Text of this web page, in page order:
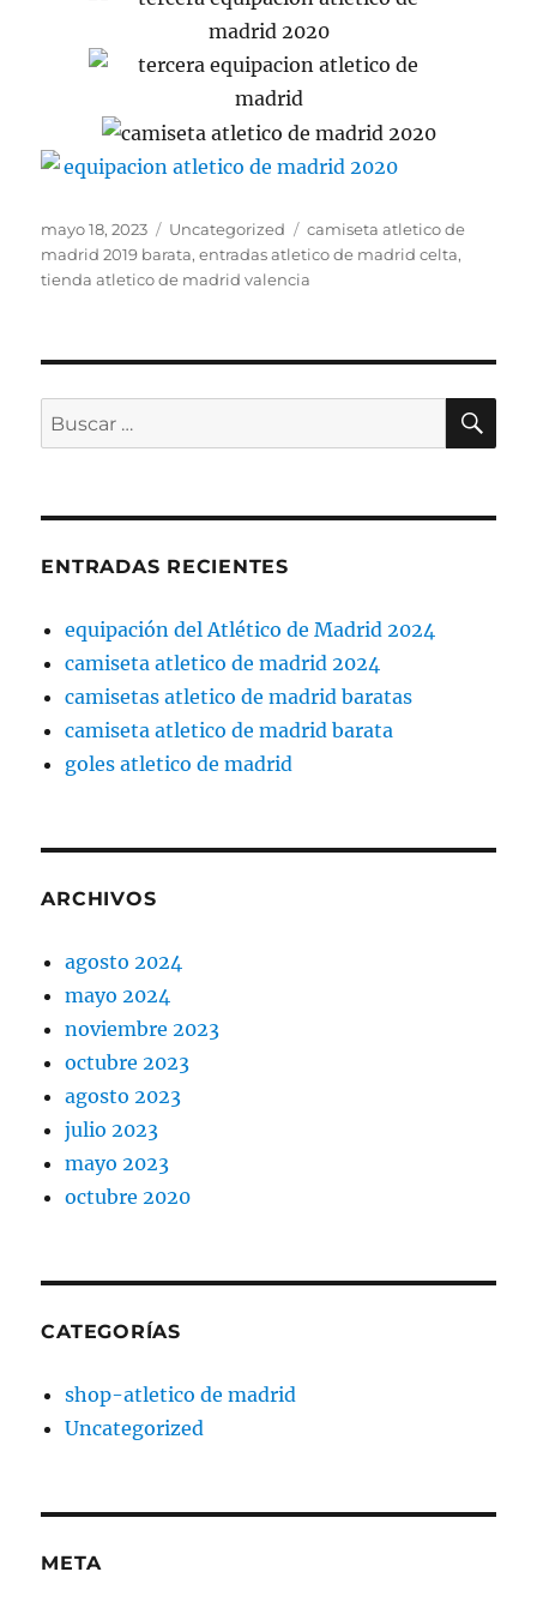
Publicado
el
mayo 18, 2023 Categorías
Uncategorized Etiquetas
camiseta atletico de
madrid 2019 barata,entradas atletico de madrid celta,
tienda atletico de madrid valencia
Buscar
por:
ENTRADAS RECIENTES
equipación del Atlético de Madrid 2024
camiseta atletico de madrid 2024
camisetas atletico de madrid baratas
camiseta atletico de madrid barata
goles atletico de madrid
ARCHIVOS
agosto 2024
mayo 2024
noviembre 2023
octubre 2023
agosto 2023
julio 2023
mayo 2023
octubre 2020
CATEGORÍAS
shop-atletico de madrid
Uncategorized
META